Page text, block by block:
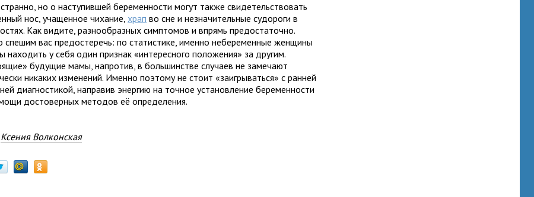
но о наступившей беременности могут также свидетельствовать
нос, учащенное чихание,храп во сне и незначительные судороги в
Как видите, разнообразных симптомов и впрямь предостаточно.
спешим вас предостеречь: по статистике, именно небеременные женщины
находить у себя один признак «интересного положения» за другим.
будущие мамы, напротив, в большинстве случаев не замечают
никаких изменений. Именно поэтому не стоит «заигрываться» с ранней
диагностикой, направив энергию на точное установление беременности
достоверных методов её определения.
Ксения Волконская